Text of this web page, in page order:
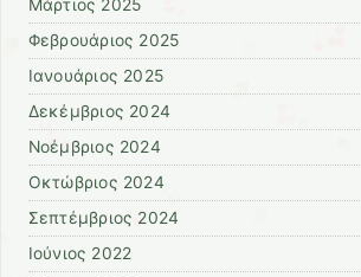
Μάρτιος 2025
Φεβρουάριος 2025
Ιανουάριος 2025
Δεκέμβριος 2024
Νοέμβριος 2024
Οκτώβριος 2024
Σεπτέμβριος 2024
Ιούνιος 2022